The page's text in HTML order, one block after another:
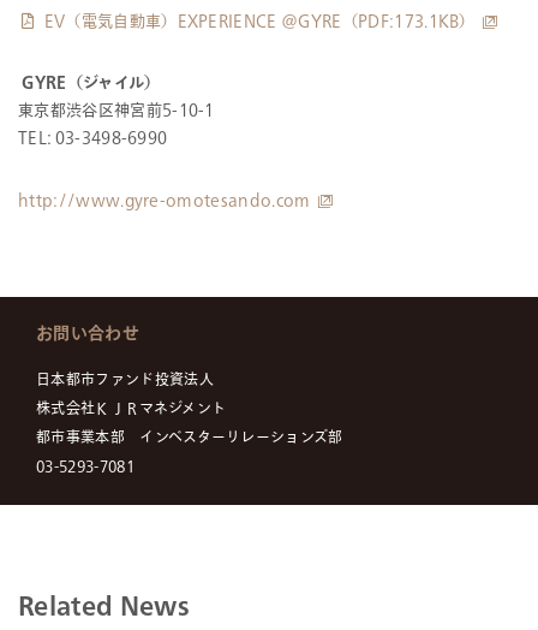
EV（電気自動車）EXPERIENCE @GYRE（PDF:173.1KB）
GYRE（ジャイル）
東京都渋谷区神宮前5-10-1
TEL: 03-3498-6990
http://www.gyre-omotesando.com
お問い合わせ
日本都市ファンド投資法人
株式会社ＫＪＲマネジメント
都市事業本部 インベスターリレーションズ部
03-5293-7081
Related News